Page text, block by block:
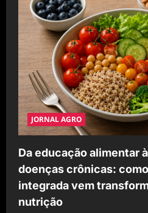
JORNAL AGRO
Da educação alimentar
doenças crônicas:
integrada vem
nutrição